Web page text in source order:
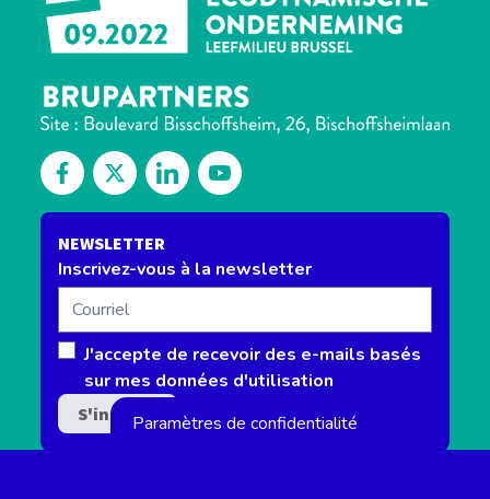
Découvrez notre Facebook
Suivez-nous sur Twitter
Découvrez notre Linkedin
Retrouvez-nous sur notre channel
NEWSLETTER
Inscrivez-vous à la newsletter
Courriel
J'accepte de recevoir des e-mails basés
sur mes données d'utilisation
Paramètres de confidentialité